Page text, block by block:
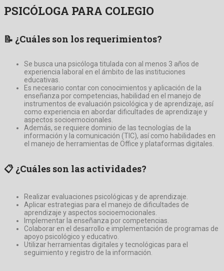
PSICÓLOGA PARA COLEGIO
📝 ¿Cuáles son los requerimientos?
Se busca una psicóloga titulada con al menos 3 años de
experiencia laboral en el ámbito de las instituciones
educativas.
Es necesario contar con conocimientos y aplicación de la
enseñanza por competencias, habilidad en el manejo de
instrumentos de evaluación psicológica y de aprendizaje, así
como experiencia en abordar dificultades de aprendizaje y
aspectos socioemocionales.
Además, se requiere dominio de las tecnologías de la
información y la comunicación (TIC), así como habilidades en
el manejo de herramientas de Office y plataformas digitales.
📋 ¿Cuáles son las actividades?
Realizar evaluaciones psicológicas y de aprendizaje.
Aplicar estrategias para el manejo de dificultades de
aprendizaje y aspectos socioemocionales.
Implementar la enseñanza por competencias.
Colaborar en el desarrollo e implementación de programas de
apoyo psicológico y educativo.
Utilizar herramientas digitales y tecnológicas para el
seguimiento y registro de la información.